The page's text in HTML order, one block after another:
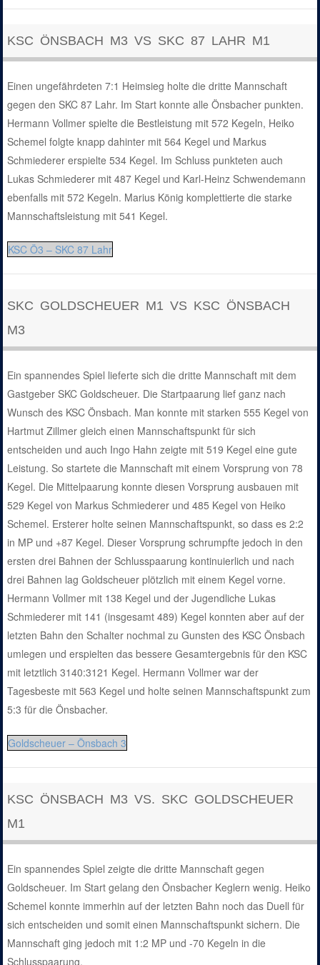
KSC ÖNSBACH M3 VS SKC 87 LAHR M1
Einen ungefährdeten 7:1 Heimsieg holte die dritte Mannschaft
gegen den SKC 87 Lahr. Im Start konnte alle Önsbacher punkten.
Hermann Vollmer spielte die Bestleistung mit 572 Kegeln, Heiko
Schemel folgte knapp dahinter mit 564 Kegel und Markus
Schmiederer erspielte 534 Kegel. Im Schluss punkteten auch
Lukas Schmiederer mit 487 Kegel und Karl-Heinz Schwendemann
ebenfalls mit 572 Kegeln. Marius König komplettierte die starke
Mannschaftsleistung mit 541 Kegel.
KSC Ö3 – SKC 87 Lahr
SKC GOLDSCHEUER M1 VS KSC ÖNSBACH
M3
Ein spannendes Spiel lieferte sich die dritte Mannschaft mit dem
Gastgeber SKC Goldscheuer. Die Startpaarung lief ganz nach
Wunsch des KSC Önsbach. Man konnte mit starken 555 Kegel von
Hartmut Zillmer gleich einen Mannschaftspunkt für sich
entscheiden und auch Ingo Hahn zeigte mit 519 Kegel eine gute
Leistung. So startete die Mannschaft mit einem Vorsprung von 78
Kegel. Die Mittelpaarung konnte diesen Vorsprung ausbauen mit
529 Kegel von Markus Schmiederer und 485 Kegel von Heiko
Schemel. Ersterer holte seinen Mannschaftspunkt, so dass es 2:2
in MP und +87 Kegel. Dieser Vorsprung schrumpfte jedoch in den
ersten drei Bahnen der Schlusspaarung kontinuierlich und nach
drei Bahnen lag Goldscheuer plötzlich mit einem Kegel vorne.
Hermann Vollmer mit 138 Kegel und der Jugendliche Lukas
Schmiederer mit 141 (insgesamt 489) Kegel konnten aber auf der
letzten Bahn den Schalter nochmal zu Gunsten des KSC Önsbach
umlegen und erspielten das bessere Gesamtergebnis für den KSC
mit letztlich 3140:3121 Kegel. Hermann Vollmer war der
Tagesbeste mit 563 Kegel und holte seinen Mannschaftspunkt zum
5:3 für die Önsbacher.
Goldscheuer – Önsbach 3
KSC ÖNSBACH M3 VS. SKC GOLDSCHEUER
M1
Ein spannendes Spiel zeigte die dritte Mannschaft gegen
Goldscheuer. Im Start gelang den Önsbacher Keglern wenig. Heiko
Schemel konnte immerhin auf der letzten Bahn noch das Duell für
sich entscheiden und somit einen Mannschaftspunkt sichern. Die
Mannschaft ging jedoch mit 1:2 MP und -70 Kegeln in die
Schlusspaarung.